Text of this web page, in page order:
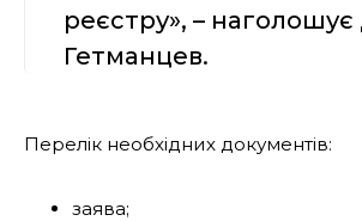
реєстру», –
Гетманцев.
Перелік необхідних документів:
заява;